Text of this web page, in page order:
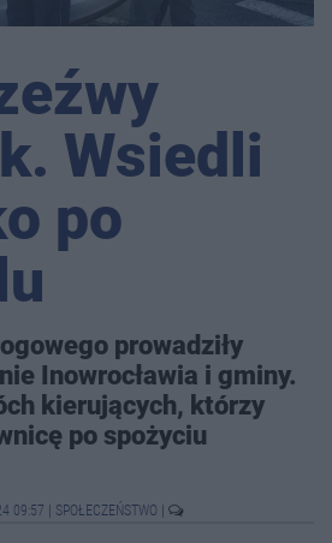
Wsiedli
po
prowadziły
Inowrocławia i gminy.
kierujących, którzy
po spożyciu
09:57 SPOŁECZEŃSTWO